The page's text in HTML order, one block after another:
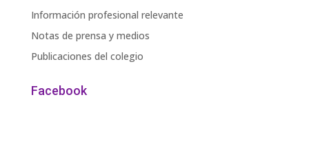
Información profesional relevante
Notas de prensa y medios
Publicaciones del colegio
Facebook